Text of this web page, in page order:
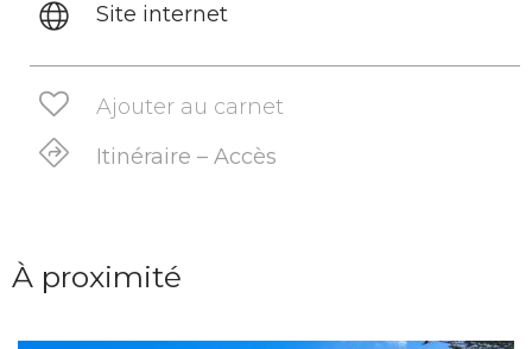
Site internet
Ajouter au carnet
Itinéraire – Accès
À proximité